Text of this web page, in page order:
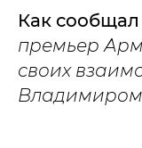
Как сообщал
премьер
своих